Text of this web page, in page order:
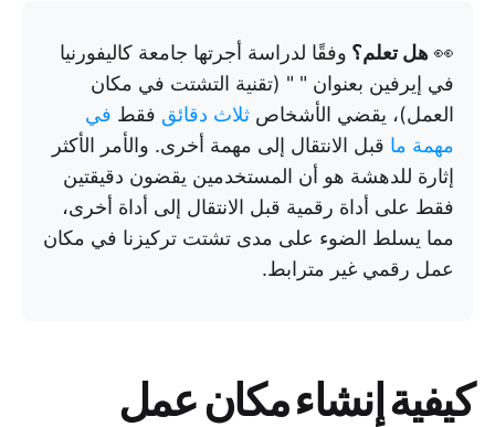
👀 هل تعلم؟ وفقًا لدراسة أجرتها جامعة كاليفورنيا
في إيرفين بعنوان " " (تقنية التشتت في مكان
العمل)، يقضي الأشخاص ثلاث دقائق فقط في
مهمة ما قبل الانتقال إلى مهمة أخرى. والأمر الأكثر
إثارة للدهشة هو أن المستخدمين يقضون دقيقتين
فقط على أداة رقمية قبل الانتقال إلى أداة أخرى،
مما يسلط الضوء على مدى تشتت تركيزنا في مكان
عمل رقمي غير مترابط.
كيفية إنشاء مكان عمل